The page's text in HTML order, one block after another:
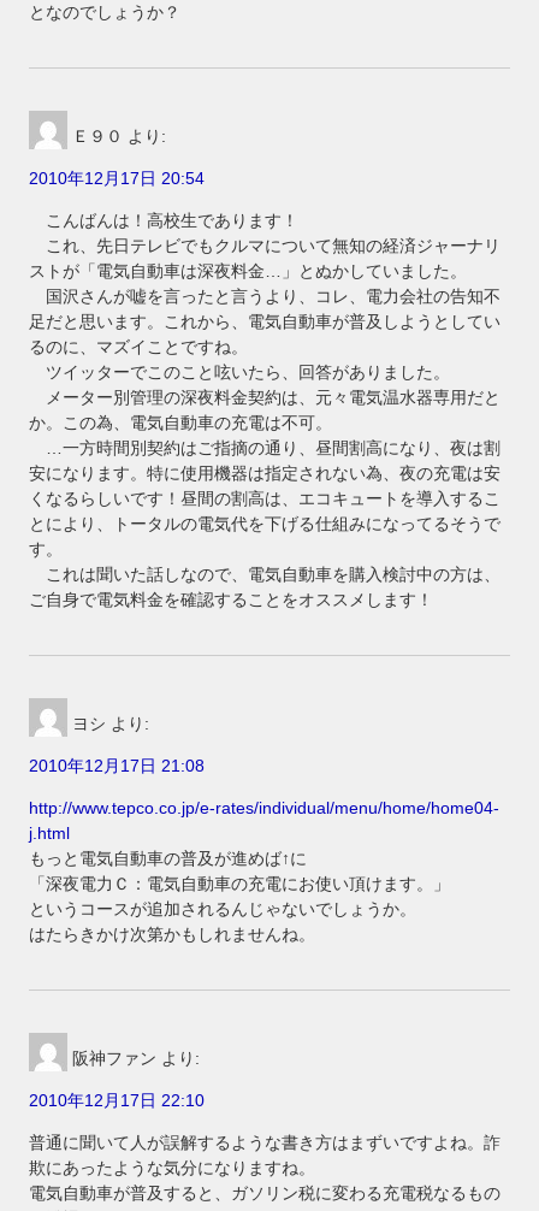
となのでしょうか？
Ｅ９０ より:
2010年12月17日 20:54
こんばんは！高校生であります！
これ、先日テレビでもクルマについて無知の経済ジャーナリ
ストが「電気自動車は深夜料金…」とぬかしていました。
国沢さんが嘘を言ったと言うより、コレ、電力会社の告知不
足だと思います。これから、電気自動車が普及しようとしてい
るのに、マズイことですね。
ツイッターでこのこと呟いたら、回答がありました。
メーター別管理の深夜料金契約は、元々電気温水器専用だと
か。この為、電気自動車の充電は不可。
…一方時間別契約はご指摘の通り、昼間割高になり、夜は割
安になります。特に使用機器は指定されない為、夜の充電は安
くなるらしいです！昼間の割高は、エコキュートを導入するこ
とにより、トータルの電気代を下げる仕組みになってるそうで
す。
これは聞いた話しなので、電気自動車を購入検討中の方は、
ご自身で電気料金を確認することをオススメします！
ヨシ より:
2010年12月17日 21:08
http://www.tepco.co.jp/e-rates/individual/menu/home/home04-
j.html
もっと電気自動車の普及が進めば↑に
「深夜電力Ｃ：電気自動車の充電にお使い頂けます。」
というコースが追加されるんじゃないでしょうか。
はたらきかけ次第かもしれませんね。
阪神ファン より:
2010年12月17日 22:10
普通に聞いて人が誤解するような書き方はまずいですよね。詐
欺にあったような気分になりますね。
電気自動車が普及すると、ガソリン税に変わる充電税なるもの